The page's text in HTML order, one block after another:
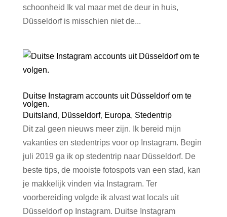
schoonheid Ik val maar met de deur in huis,
Düsseldorf is misschien niet de...
Duitse Instagram accounts uit Düsseldorf om te
volgen.
Duitsland, Düsseldorf, Europa, Stedentrip
Dit zal geen nieuws meer zijn. Ik bereid mijn
vakanties en stedentrips voor op Instagram. Begin
juli 2019 ga ik op stedentrip naar Düsseldorf. De
beste tips, de mooiste fotospots van een stad, kan
je makkelijk vinden via Instagram. Ter
voorbereiding volgde ik alvast wat locals uit
Düsseldorf op Instagram. Duitse Instagram